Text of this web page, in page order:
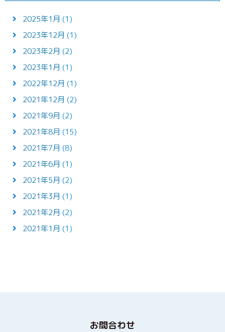
2025年1月 (1)
2023年12月 (1)
2023年2月 (2)
2023年1月 (1)
2022年12月 (1)
2021年12月 (2)
2021年9月 (2)
2021年8月 (15)
2021年7月 (8)
2021年6月 (1)
2021年5月 (2)
2021年3月 (1)
2021年2月 (2)
2021年1月 (1)
お問合わせ